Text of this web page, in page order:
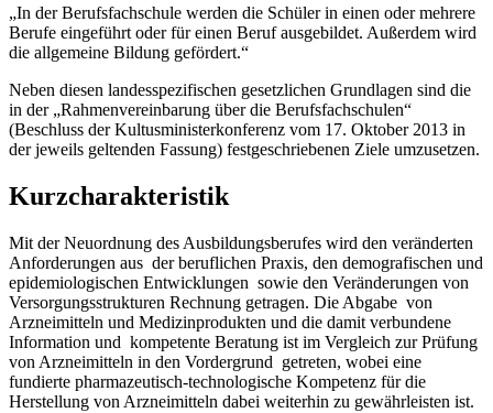
„In der Berufsfachschule werden die Schüler in einen oder mehrere
Berufe eingeführt oder für einen Beruf ausgebildet. Außerdem wird
die allgemeine Bildung gefördert.“
Neben diesen landesspezifischen gesetzlichen Grundlagen sind die
in der „Rahmenvereinbarung über die Berufsfachschulen“
(Beschluss der Kultusministerkonferenz vom 17. Oktober 2013 in
der jeweils geltenden Fassung) festgeschriebenen Ziele umzusetzen.
Kurzcharakteristik
Mit der Neuordnung des Ausbildungsberufes wird den veränderten
Anforderungen aus der beruflichen Praxis, den demografischen und
epidemiologischen Entwicklungen sowie den Veränderungen von
Versorgungsstrukturen Rechnung getragen. Die Abgabe von
Arzneimitteln und Medizinprodukten und die damit verbundene
Information und kompetente Beratung ist im Vergleich zur Prüfung
von Arzneimitteln in den Vordergrund getreten, wobei eine
fundierte pharmazeutisch-technologische Kompetenz für die
Herstellung von Arzneimitteln dabei weiterhin zu gewährleisten ist.